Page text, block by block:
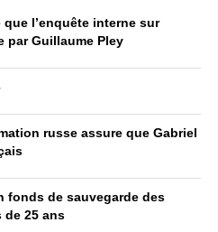
que l’enquête interne sur
par Guillaume Pley
russe assure que Gabriel
fonds de sauvegarde des
de 25 ans